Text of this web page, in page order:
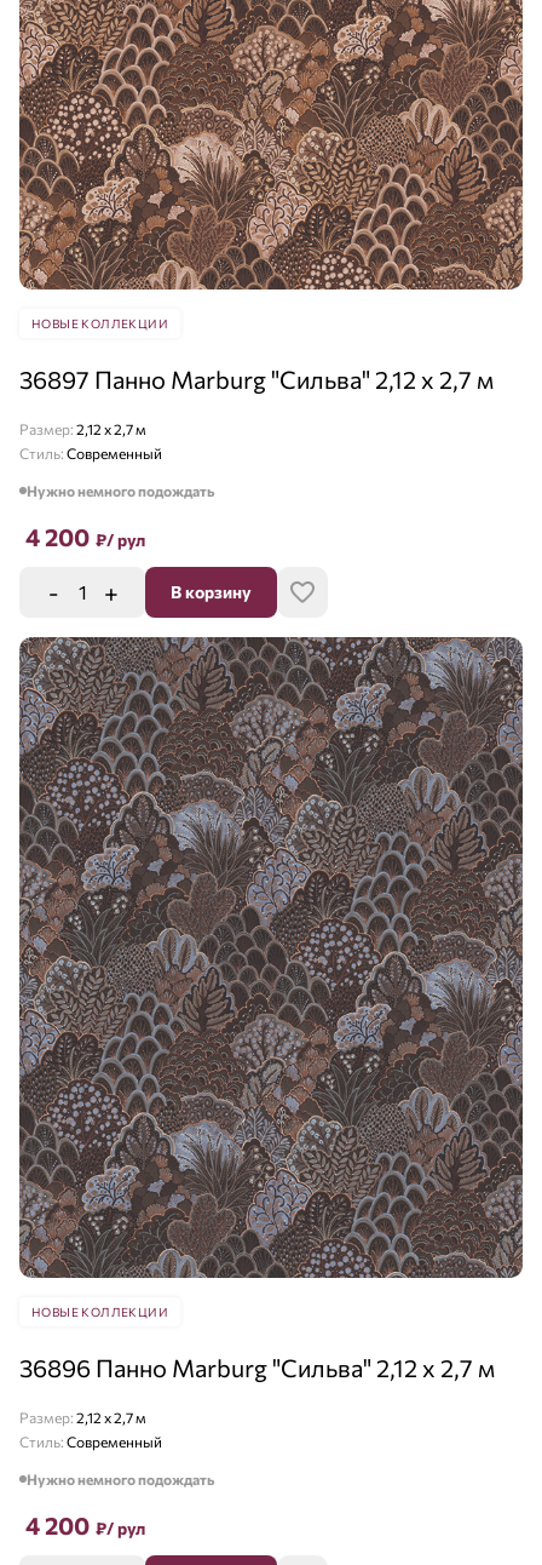
НОВЫЕ КОЛЛЕКЦИИ
36897 Панно Marburg "Сильва" 2,12 х 2,7 м
Размер: 2,12 x 2,7 м
Стиль: Современный
Нужно немного подождать
4 200 ₽/ рул
- + В корзину
НОВЫЕ КОЛЛЕКЦИИ
36896 Панно Marburg "Сильва" 2,12 х 2,7 м
Размер: 2,12 x 2,7 м
Стиль: Современный
Нужно немного подождать
4 200 ₽/ рул